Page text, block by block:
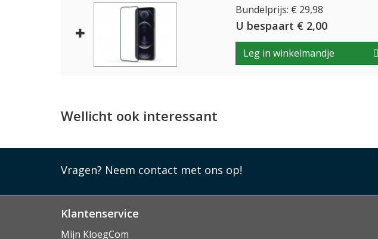
Bundelprijs: € 29,98
U bespaart € 2,00
Leg in winkelmandje
Wellicht ook interessant
Vragen? Neem contact met ons op!
Klantenservice
Mijn KloegCom